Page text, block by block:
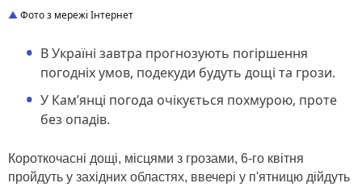
Фото з мережі Інтернет
В Україні завтра прогнозують погіршення
погодніх умов, подекуди будуть дощі та грози.
У Кам’янці погода очікується похмурою, проте
без опадів.
Короткочасні дощі, місцями з грозами, 6-го квітня
пройдуть у західних областях, ввечері у п'ятницю дійдуть